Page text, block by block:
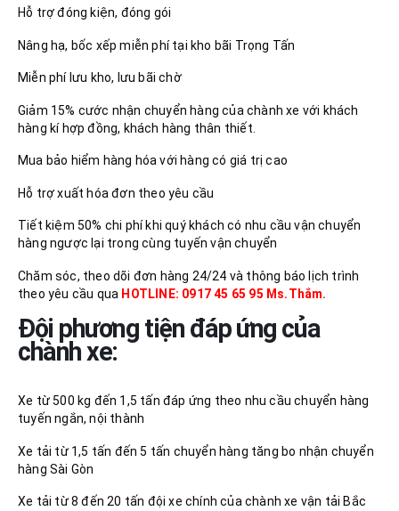
Hỗ trợ đóng kiện, đóng gói
Nâng hạ, bốc xếp miễn phí tại kho bãi Trọng Tấn
Miễn phí lưu kho, lưu bãi chờ
Giảm 15% cước nhận chuyển hàng của chành xe với khách
hàng kí hợp đồng, khách hàng thân thiết.
Mua bảo hiểm hàng hóa với hàng có giá trị cao
Hỗ trợ xuất hóa đơn theo yêu cầu
Tiết kiệm 50% chi phí khi quý khách có nhu cầu vận chuyển
hàng ngược lại trong cùng tuyến vận chuyển
Chăm sóc, theo dõi đơn hàng 24/24 và thông báo lịch trình
theo yêu cầu qua HOTLINE: 0917 45 65 95 Ms.Thắm.
Đội phương tiện đáp ứng của
chành xe:
Xe từ 500 kg đến 1,5 tấn đáp ứng theo nhu cầu chuyển hàng
tuyến ngắn, nội thành
Xe tải từ 1,5 tấn đến 5 tấn chuyển hàng tăng bo nhận chuyển
hàng Sài Gòn
Xe tải từ 8 đến 20 tấn đội xe chính của chành xe vận tải Bắc